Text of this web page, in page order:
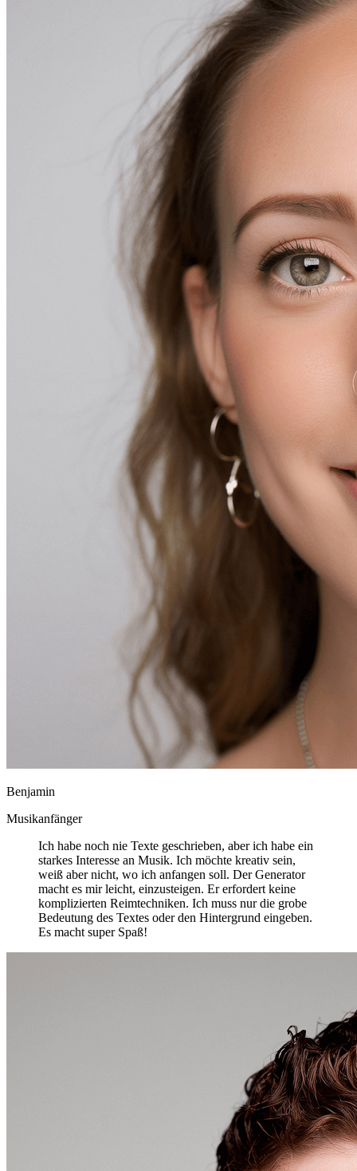
Benjamin
Musikanfänger
Ich habe noch nie Texte geschrieben, aber ich habe ein
starkes Interesse an Musik. Ich möchte kreativ sein,
weiß aber nicht, wo ich anfangen soll. Der Generator
macht es mir leicht, einzusteigen. Er erfordert keine
komplizierten Reimtechniken. Ich muss nur die grobe
Bedeutung des Textes oder den Hintergrund eingeben.
Es macht super Spaß!